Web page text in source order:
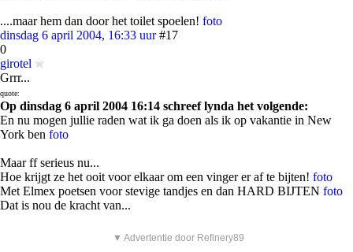
....maar hem dan door het toilet spoelen! foto
dinsdag 6 april 2004, 16:33 uur #17
0
girotel
Grrr...
quote:
Op dinsdag 6 april 2004 16:14 schreef lynda het volgende:
En nu mogen jullie raden wat ik ga doen als ik op vakantie in New
York ben foto
Maar ff serieus nu...
Hoe krijgt ze het ooit voor elkaar om een vinger er af te bijten! foto
Met Elmex poetsen voor stevige tandjes en dan HARD BIJTEN foto
Dat is nou de kracht van...
▼ Advertentie door Refinery89